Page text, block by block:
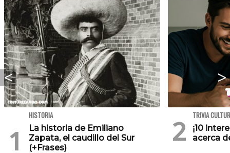
HISTORIA
La historia de Emiliano
Zapata, el caudillo del Sur
(+Frases)
TRIVIA
¡10
acerca